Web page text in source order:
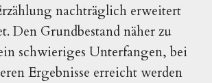
nachträglich erweitert
Den Grundbestand näher zu
schwieriges Unterfangen, bei
Ergebnisse erreicht werden